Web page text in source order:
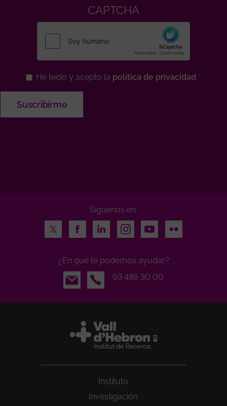
CAPTCHA
He leído y acepto la política de privacidad
Síguenos en:
Twitter
FacebookLinkedInInstagramYoutubeFlickr
¿En qué te podemos ayudar?
Email
93 489 30 00
Instituto
Investigación